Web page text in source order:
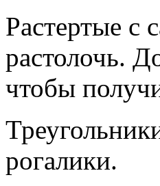
Растертые с
растолочь.
чтобы
рогалики.